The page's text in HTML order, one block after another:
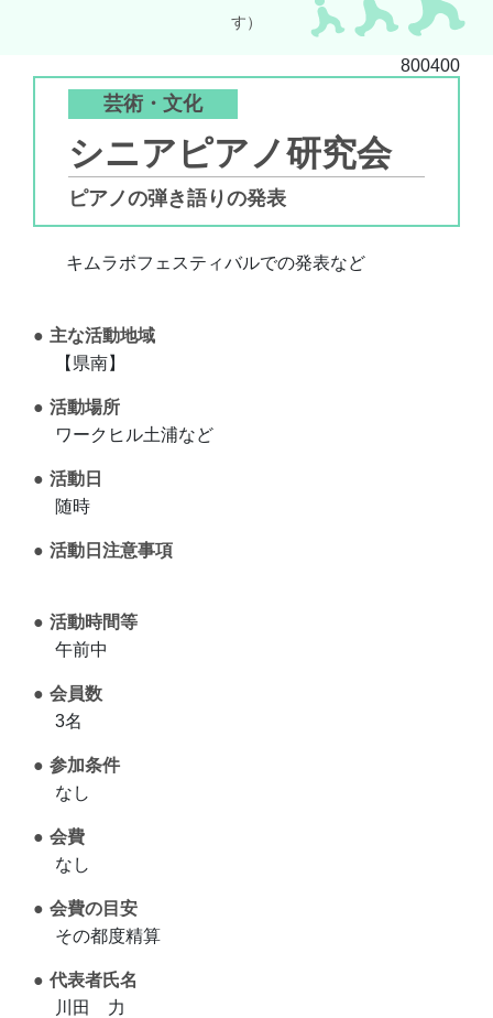
す）
800400
芸術・文化
シニアピアノ研究会
ピアノの弾き語りの発表
キムラボフェスティバルでの発表など
主な活動地域
【県南】
活動場所
ワークヒル土浦など
活動日
随時
活動日注意事項
活動時間等
午前中
会員数
3名
参加条件
なし
会費
なし
会費の目安
その都度精算
代表者氏名
川田 力